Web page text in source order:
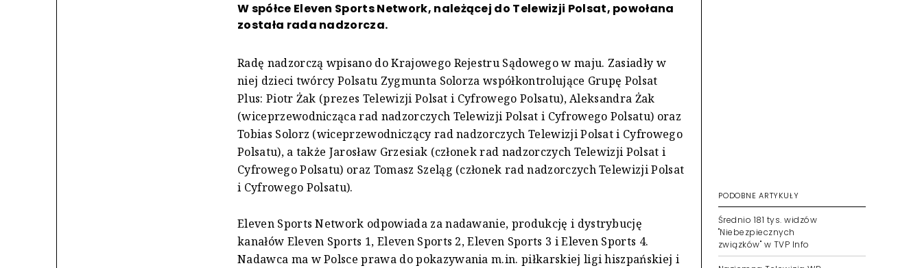
W spółce Eleven Sports Network, należącej do Telewizji Polsat, powołana
została rada nadzorcza.
Radę nadzorczą wpisano do Krajowego Rejestru Sądowego w maju. Zasiadły w
niej dzieci twórcy Polsatu Zygmunta Solorza współkontrolujące Grupę Polsat
Plus: Piotr Żak (prezes Telewizji Polsat i Cyfrowego Polsatu), Aleksandra Żak
(wiceprzewodnicząca rad nadzorczych Telewizji Polsat i Cyfrowego Polsatu) oraz
Tobias Solorz (wiceprzewodniczący rad nadzorczych Telewizji Polsat i Cyfrowego
Polsatu), a także Jarosław Grzesiak (członek rad nadzorczych Telewizji Polsat i
Cyfrowego Polsatu) oraz Tomasz Szeląg (członek rad nadzorczych Telewizji Polsat
i Cyfrowego Polsatu).
Eleven Sports Network odpowiada za nadawanie, produkcję i dystrybucję
kanałów Eleven Sports 1, Eleven Sports 2, Eleven Sports 3 i Eleven Sports 4.
Nadawca ma w Polsce prawa do pokazywania m.in. piłkarskiej ligi hiszpańskiej i
PODOBNE ARTYKUŁY
Średnio 181 tys. widzów
"Niebezpiecznych
związków" w TVP Info